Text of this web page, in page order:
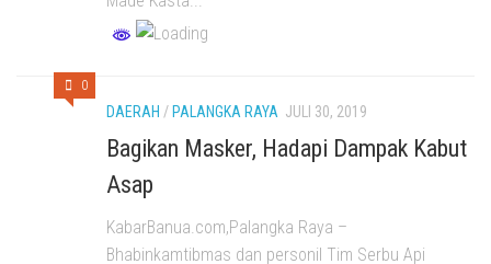
0
DAERAH / PALANGKA RAYA JULI 30, 2019
Bagikan Masker, Hadapi Dampak Kabut
Asap
KabarBanua.com,Palangka Raya –
Bhabinkamtibmas dan personil Tim Serbu Api